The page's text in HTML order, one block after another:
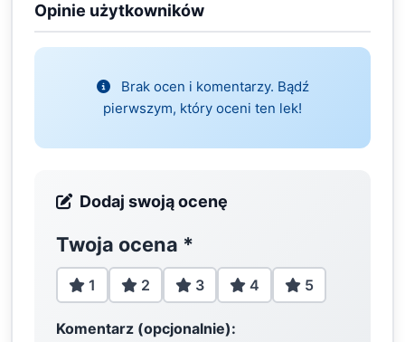
Opinie użytkowników
Brak ocen i komentarzy. Bądź
pierwszym, który oceni ten lek!
Dodaj swoją ocenę
Twoja ocena *
1 2 3 4 5
Komentarz (opcjonalnie):